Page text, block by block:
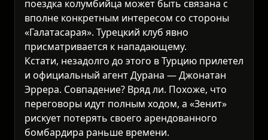
поездка колумбийца может быть связана с
вполне конкретным интересом со стороны
«Галатасарая». Турецкий клуб явно
присматривается к нападающему.
Кстати, незадолго до этого в Турцию прилетел
и официальный агент Дурана — Джонатан
Эррера. Совпадение? Вряд ли. Похоже, что
переговоры идут полным ходом, а «Зенит»
рискует потерять своего арендованного
бомбардира раньше времени.